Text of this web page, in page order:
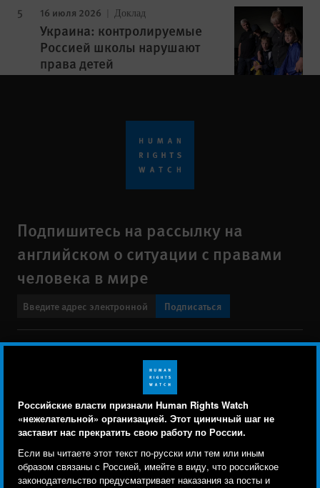
Российские власти признали Human Rights Watch
«нежелательной» организацией. Этот циничный шаг не
заставит нас прекратить свою работу по России.
Если вы читаете этот текст по-русски или тем или иным
образом связаны с Россией, имейте в виду, что российское
законодательство предусматривает наказания за посты и
16 июля 2026 Доклад
Украина: контролируемые
Россией школы нарушают
права детей
Подпишитесь на рассылку на
английском о ситуации с правами
человека в мире
Подписаться
Свяжитесь с нами
menu
Заявление о политике конфиденциальности
Карта сайта
Text Version
© 2026 Human Rights Watch
Human Rights Watch cookie preferences
Мы используем файлы cookie, технологии
отслеживания и сторонние аналитические